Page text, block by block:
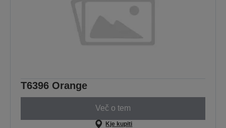
T6396 Orange
Več o tem
Kje kupiti